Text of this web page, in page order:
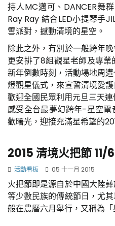
持人MC邁可、DANCER舞
Ray Ray 結合LED小提琴手
雪派對，撼動清境的星空。
除此之外，有別於一般跨年
更安排了8組觀星老師及專
新年倒數時刻，活動場地周
燈觀星儀式，來宣誓清境愛
歡迎全國民眾利用元旦三天
感受全台最夢幻跨年-星空
歡曙光，迎接充滿星希望的
2015 清境火把節 11/
活動看板 05 十一月 2015
火把節即是源自於中國大陸
等少數民族的傳統節日，尤
般在農曆六月舉行，又稱為